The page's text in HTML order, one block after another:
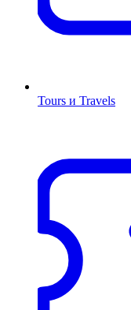
Tours и Travels